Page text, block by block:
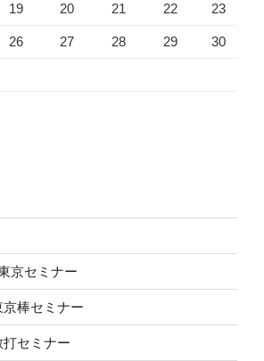
19 20 21 22 23
26 27 28 29 30
京セミナー
京棒セミナー
打セミナー